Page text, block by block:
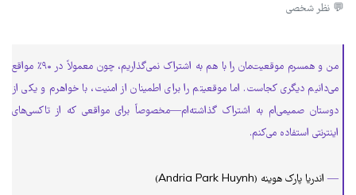
💬 نظر شخصی
من و همسرم موقعیت‌مان را با هم به اشتراک نمی‌گذاریم، چون معمولاً در ۹۰٪ مواقع
می‌دانیم دیگری کجاست. اما موقعیتم را برای اطمینان از امنیت، با خواهرم و یکی از
دوستان صمیمی‌ام به اشتراک گذاشته‌ام—مخصوصاً برای مواقعی که از تاکسی‌های
اینترنتی استفاده می‌کنم.
— اندریا پارک هوینه (Andria Park Huynh)